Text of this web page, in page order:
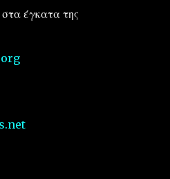
έγκατα της